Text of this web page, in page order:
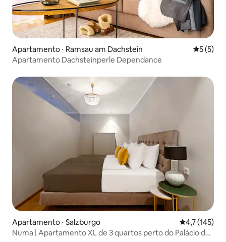
Apartamento ⋅ Ramsau am Dachstein 5 de
5 (5)
Apartamento Dachsteinperle Dependance
Apartamento ⋅ Salzburgo 4,7 de uma
4,7 (145)
Numa | Apartamento XL de 3 quartos perto do Palácio de